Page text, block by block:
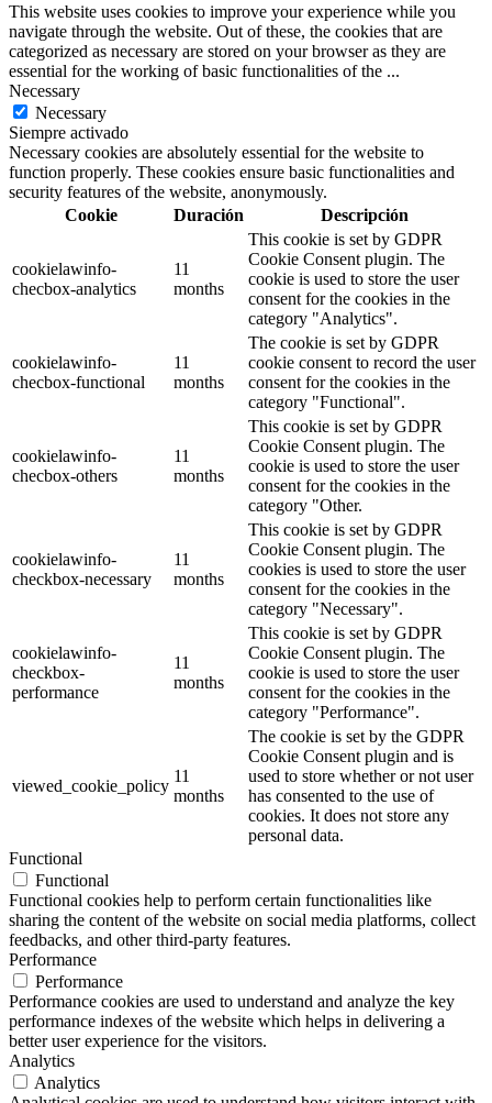
This website uses cookies to improve your experience while you
navigate through the website. Out of these, the cookies that are
categorized as necessary are stored on your browser as they are
essential for the working of basic functionalities of the ...
Necessary
Necessary
Siempre activado
Necessary cookies are absolutely essential for the website to
function properly. These cookies ensure basic functionalities and
security features of the website, anonymously.
Cookie
Duración Descripción
cookielawinfo-
checbox-analytics
11
months
This cookie is set by GDPR
Cookie Consent plugin. The
cookie is used to store the user
consent for the cookies in the
category "Analytics".
cookielawinfo-
checbox-functional
11
months
The cookie is set by GDPR
cookie consent to record the user
consent for the cookies in the
category "Functional".
cookielawinfo-
checbox-others
11
months
This cookie is set by GDPR
Cookie Consent plugin. The
cookie is used to store the user
consent for the cookies in the
category "Other.
cookielawinfo-
checkbox-necessary
11
months
This cookie is set by GDPR
Cookie Consent plugin. The
cookies is used to store the user
consent for the cookies in the
category "Necessary".
cookielawinfo-
checkbox-
performance
11
months
This cookie is set by GDPR
Cookie Consent plugin. The
cookie is used to store the user
consent for the cookies in the
category "Performance".
viewed_cookie_policy
11
months
The cookie is set by the GDPR
Cookie Consent plugin and is
used to store whether or not user
has consented to the use of
cookies. It does not store any
personal data.
Functional
Functional
Functional cookies help to perform certain functionalities like
sharing the content of the website on social media platforms, collect
feedbacks, and other third-party features.
Performance
Performance
Performance cookies are used to understand and analyze the key
performance indexes of the website which helps in delivering a
better user experience for the visitors.
Analytics
Analytics